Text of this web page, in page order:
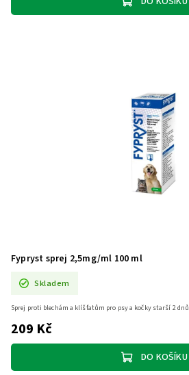
Fypryst sprej 2,5mg/ml 100 ml
Skladem
209 Kč
DO KOŠÍKU
Sprej proti blechám a klíšťatům pro psy a kočky starší 2 dnů